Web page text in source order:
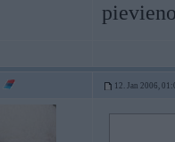
12. Jan 2006,